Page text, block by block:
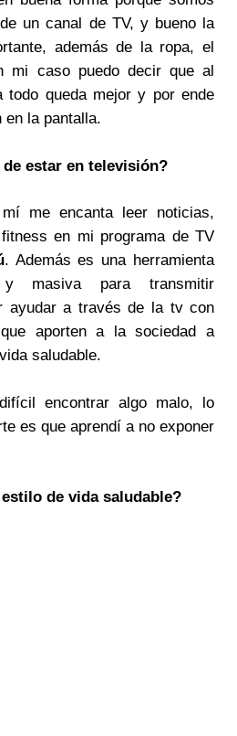
un canal de TV, y bueno la
además de la ropa, el
mi caso puedo decir que al
todo queda mejor y por ende
en la pantalla.
estar en televisión?
me encanta leer noticias,
en mi programa de TV
. Además es una herramienta
y masiva para transmitir
ayudar a través de la tv con
aporten a la sociedad a
saludable.
encontrar algo malo, lo
es que aprendí a no exponer
de vida saludable?